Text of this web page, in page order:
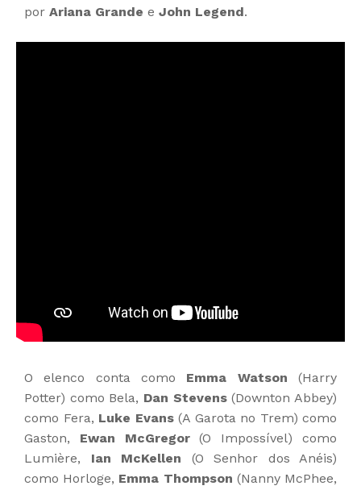
por Ariana Grande e John Legend.
O elenco conta como Emma Watson (Harry
Potter) como Bela, Dan Stevens(Downton Abbey)
como Fera, Luke Evans(A Garota no Trem) como
Gaston, Ewan McGregor(O Impossível) como
Lumière, Ian McKellen (O Senhor dos Anéis)
como Horloge, Emma Thompson (Nanny McPhee,